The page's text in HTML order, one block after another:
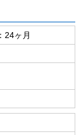
24ヶ月